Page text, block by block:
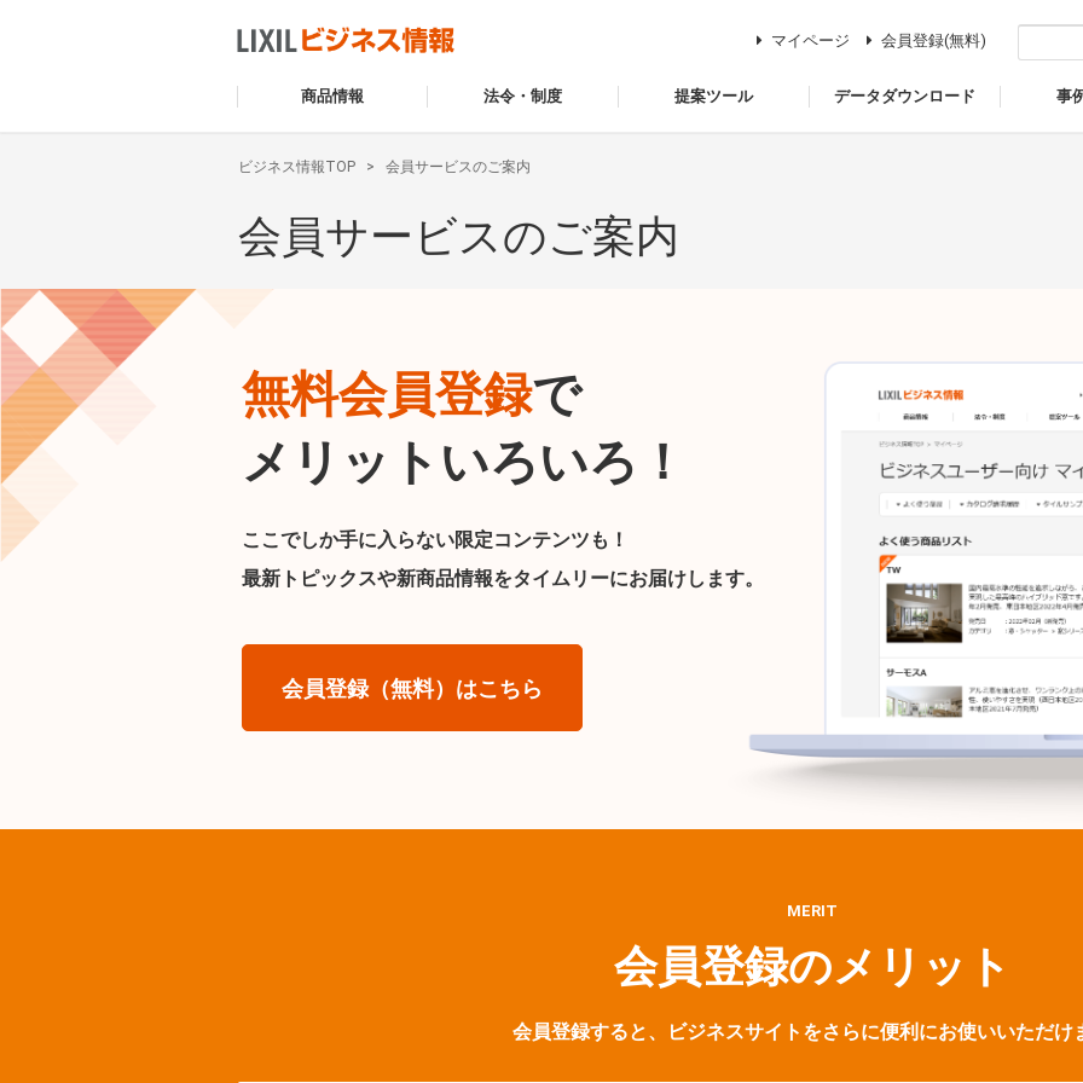
商品情報 法令・制度 提案ツール データダウンロード 事
マイページ 会員登録(無料)
ビジネス情報TOP 会員サービスのご案内
会員サービスのご案内
無料会員登録で
メリットいろいろ！
ここでしか手に入らない限定コンテンツも！
最新トピックスや新商品情報をタイムリーにお届けします。
会員登録（無料）はこちら
MERIT
会員登録のメリット
会員登録すると、ビジネスサイトをさらに便利にお使いいただけ